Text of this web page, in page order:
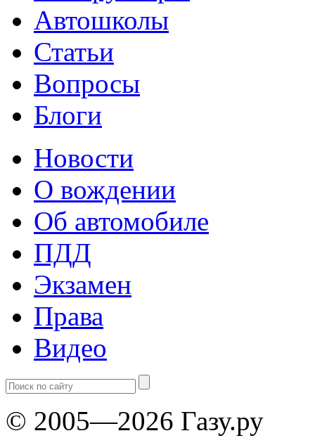
Автошколы
Статьи
Вопросы
Блоги
Новости
О вождении
Об автомобиле
ПДД
Экзамен
Права
Видео
© 2005—2026 Газу.ру